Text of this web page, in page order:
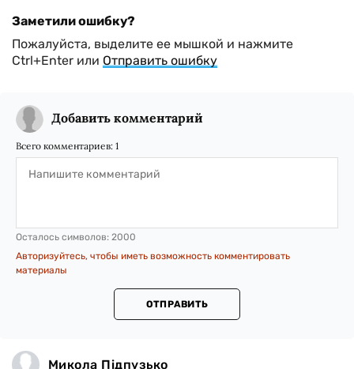
Заметили ошибку?
Пожалуйста, выделите ее мышкой и нажмите
Ctrl+Enter или Отправить ошибку
Добавить комментарий
Всего комментариев: 1
Осталось символов: 2000
Авторизуйтесь, чтобы иметь возможность комментировать
материалы
ОТПРАВИТЬ
Микола Підпузько